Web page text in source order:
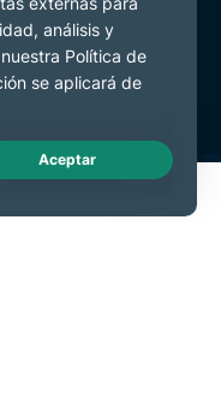
Live Chat